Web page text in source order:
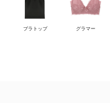
ブラトップ グラマー